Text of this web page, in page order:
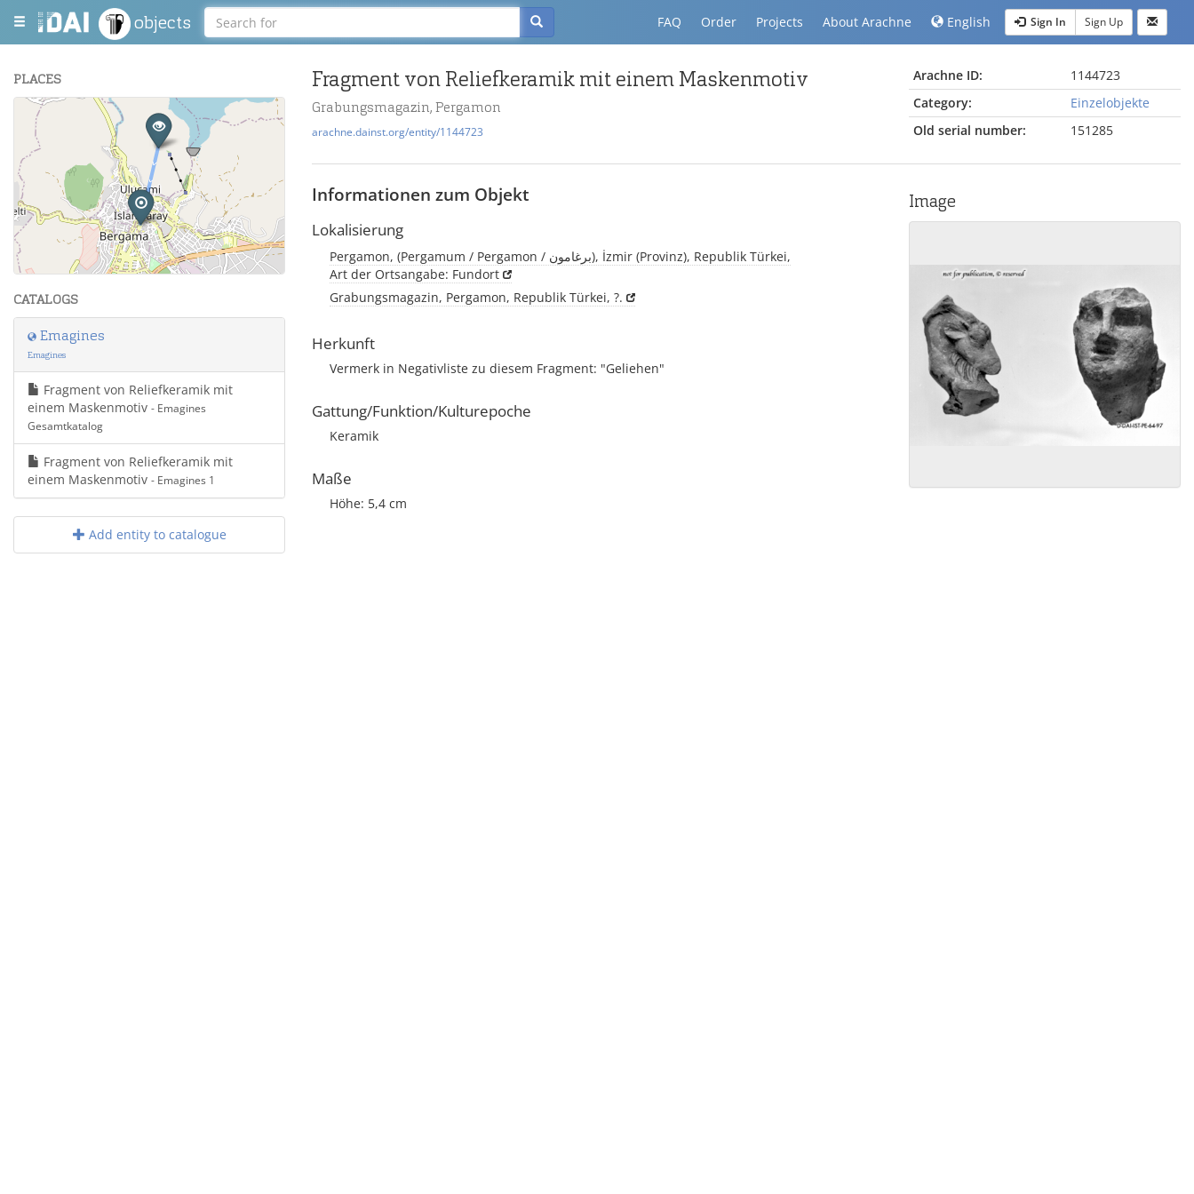
objects FAQ Order Projects About Arachne English Sign In Sign Up
PLACES
+
−
Leaflet| Maps and Data © OpenStreetMap
CATALOGS
Emagines
Emagines
Fragment von Reliefkeramik mit
einem Maskenmotiv - Emagines
Gesamtkatalog
Fragment von Reliefkeramik mit
einem Maskenmotiv - Emagines 1
Add entity to catalogue
Fragment von Reliefkeramik mit einem Maskenmotiv
Grabungsmagazin, Pergamon
arachne.dainst.org/entity/1144723
Arachne ID:
1144723
Category:
Einzelobjekte
Old serial number:
151285
Informationen zum Objekt
Lokalisierung
Pergamon, (Pergamum / Pergamon / برغامون), İzmir (Provinz), Republik Türkei,
Art der Ortsangabe: Fundort
Grabungsmagazin, Pergamon, Republik Türkei, ?.
Herkunft
Vermerk in Negativliste zu diesem Fragment: "Geliehen"
Gattung/Funktion/Kulturepoche
Keramik
Maße
Höhe: 5,4 cm
Image